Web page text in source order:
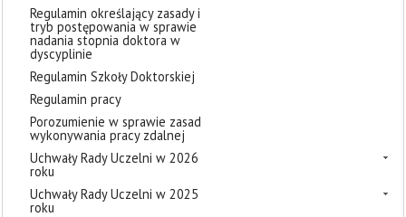
Regulamin określający zasady i
tryb postępowania w sprawie
nadania stopnia doktora w
dyscyplinie
Regulamin Szkoły Doktorskiej
Regulamin pracy
Porozumienie w sprawie zasad
wykonywania pracy zdalnej
Uchwały Rady Uczelni w 2026
roku
Uchwały Rady Uczelni w 2025
roku